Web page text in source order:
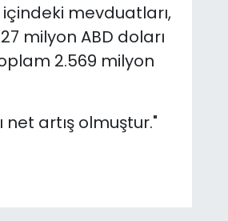
içindeki mevduatları,
milyon ABD doları
2.569 milyon
net artış olmuştur."